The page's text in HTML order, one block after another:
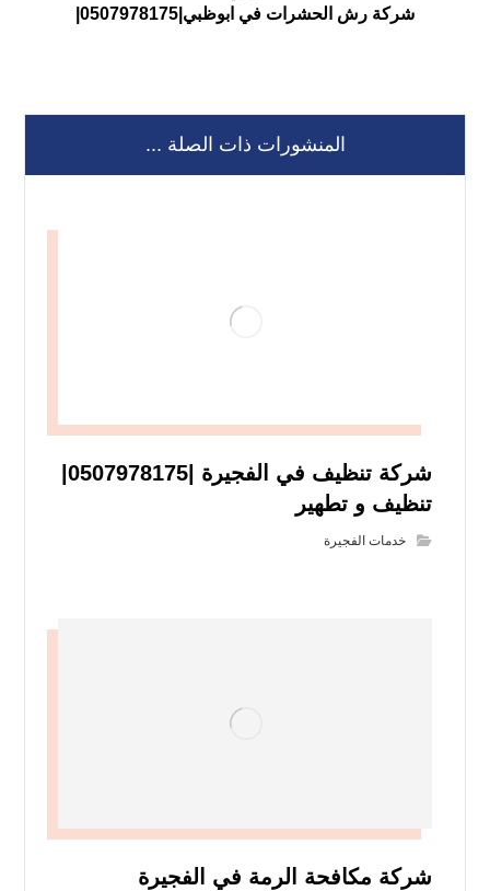
شركة رش الحشرات في ابوظبي|0507978175|
المنشورات ذات الصلة ...
شركة تنظيف في الفجيرة |0507978175|
تنظيف و تطهير
خدمات الفجيرة
شركة مكافحة الرمة في الفجيرة